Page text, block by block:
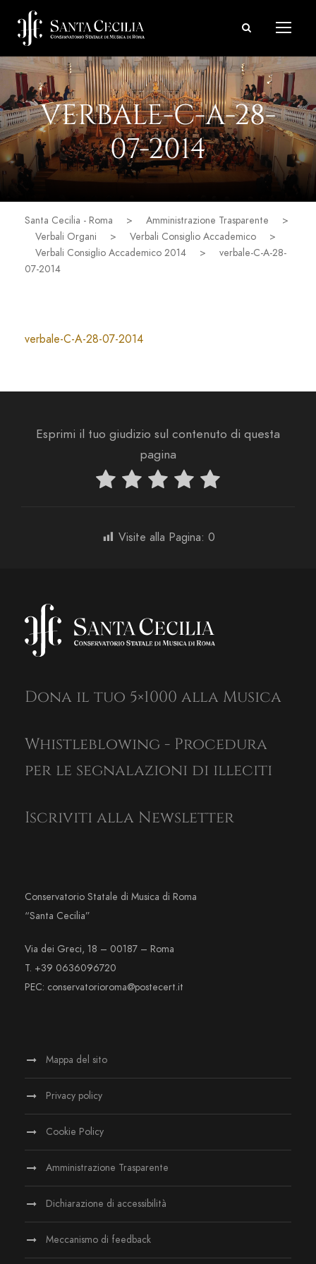
VERBALE-C-A-28-
07-2014
Santa Cecilia - Roma > Amministrazione Trasparente
>
Verbali Organi
> Verbali Consiglio Accademico
>
Verbali Consiglio Accademico 2014
>
verbale-C-A-28-
07-2014
verbale-C-A-28-07-2014
Esprimi il tuo giudizio sul contenuto di questa
pagina
Visite alla Pagina: 0
Dona il tuo 5×1000 alla Musica
Whistleblowing - Procedura
per le segnalazioni di illeciti
Iscriviti alla Newsletter
Conservatorio Statale di Musica di Roma
“Santa Cecilia”
Via dei Greci, 18 – 00187 – Roma
T. +39 0636096720
PEC: conservatorioroma@postecert.it
Mappa del sito
Privacy policy
Cookie Policy
Amministrazione Trasparente
Dichiarazione di accessibilità
Meccanismo di feedback